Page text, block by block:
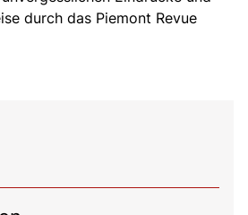
durch das Piemont Revue